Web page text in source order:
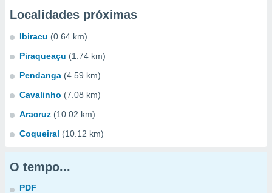
Localidades próximas
Ibiracu (0.64 km)
Piraqueaçu (1.74 km)
Pendanga (4.59 km)
Cavalinho (7.08 km)
Aracruz (10.02 km)
Coqueiral (10.12 km)
O tempo...
PDF